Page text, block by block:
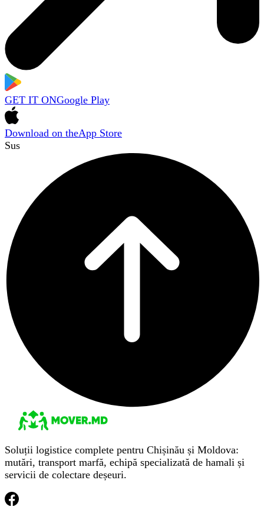
GET IT ONGoogle Play
Download on theApp Store
Sus
Soluții logistice complete pentru Chișinău și Moldova:
mutări, transport marfă, echipă specializată de hamali și
servicii de colectare deșeuri.